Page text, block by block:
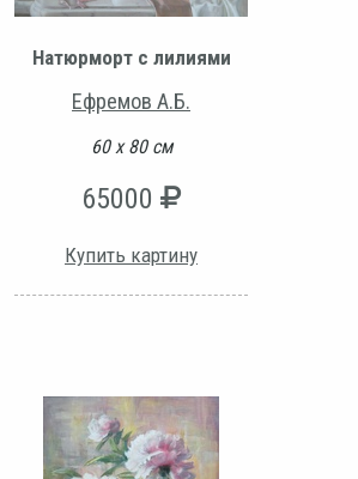
Натюрморт с лилиями
Ефремов А.Б.
60 х 80 см
65000
Купить картину